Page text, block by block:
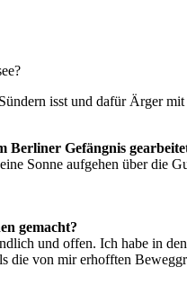
isst und dafür Ärger
Berliner Gefängnis
Sonne aufgehen über die
gemacht?
und offen. Ich habe in
die von mir erhofften